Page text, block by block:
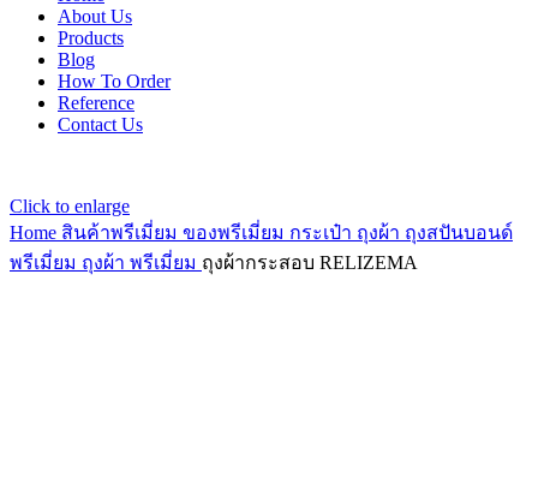
About Us
Products
Blog
How To Order
Reference
Contact Us
Click to enlarge
Home สินค้าพรีเมี่ยม ของพรีเมี่ยม กระเป๋า ถุงผ้า ถุงสปันบอนด์
พรีเมี่ยม ถุงผ้า พรีเมี่ยม ถุงผ้ากระสอบ RELIZEMA